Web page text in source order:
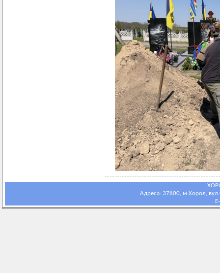
Адреса: 37800, м.Хорол,